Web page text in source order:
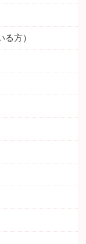
方）